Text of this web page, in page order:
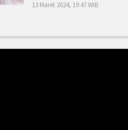
13 Maret 2024, 19:47 WIB